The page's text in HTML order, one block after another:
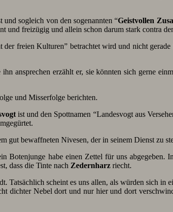
und sogleich von den sogenannten “Geistvollen
und freizügig und allein schon darum stark contra
freien Kulturen” betrachtet wird und nicht gerade
ansprechen erzählt er, sie könnten sich gerne
und Misserfolge berichten.
ist und den Spottnamen “Landesvogt aus
gut bewaffneten Nivesen, der in seinem Dienst zu
Botenjunge habe einen Zettel für uns abgegeben.
dass die Tinte nach Zedernharz riecht.
scheint es uns allen, als würden sich in
dichter Nebel dort und nur hier und dort